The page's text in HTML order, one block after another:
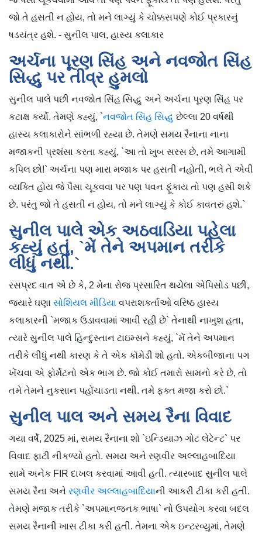
જો તે હસતી ન હોય, તો મને લાગ્યું કે ચોક્કસપણે કોઈ પ્રકારનું
ષડયંત્ર હશે. - સુનીલ પાલ, હાસ્ય કલાકાર
અર્ચના પૂરણ સિંહ અને નવજોત સિંહ
સિદ્ધુ પર તીવ્ર હુમલો
સુનીલ પાલે પછી નવજોત સિંહ સિદ્ધુ અને અર્ચના પૂરણ સિંહ પર
કટાક્ષ કર્યો. તેમણે કહ્યું, `નવજોત સિંહ સિદ્ધુ છેલ્લા 20 વર્ષથી
હાસ્ય કલાકારોને સાંભળી રહ્યા છે. તેમણે સમય રૈનાના નાના
મજાકની પ્રશંસા કરતા કહ્યું, `આ તો ખુબ સરસ છે, તમે આગામી
કપિલ છો!` અર્ચના પણ મારા મજાક પર હસતી નહોતી, ભલે તે એવી
વ્યક્તિ હોય જે પૈસા ચૂકવવા પર પણ પવન ફૂંકાય તો પણ હસી શકે
છે. પરંતુ જો તે હસતી ન હોય, તો મને લાગ્યું કે કોઈ કાવતરું હશે.`
સુનીલ પાલે એક અઠવાડિયા પહેલા
કહ્યું હતું, `મેં તેને અપમાન તરીકે
લીધું નથી.`
રસપ્રદ વાત એ છે કે, 2 મેના રોજ પ્રસારિત થયેલા એપિસોડ પછી,
જ્યારે ઘણા સોશિયલ મીડિયા વપરાશકર્તાઓ વરિષ્ઠ હાસ્ય
કલાકારની `મજાક ઉડાવવામાં આવી રહી છે` તેનાથી નાખુશ હતા,
ત્યારે સુનીલ પાલે હિન્દુસ્તાન ટાઇમ્સને કહ્યું, `મેં તેને અપમાન
તરીકે લીધું નથી કારણ કે તે એક કૉમેડી શો હતો. એકબીજાના પગ
ખેંચવા એ ફોર્મેટનો એક ભાગ છે. જો કોઈ તમારો સામનો કરે છે, તો
તમે તેમને નુકસાન પહોંચાડતા નથી. તમે ફક્ત મજા કરો છો.`
સુનીલ પાલ અને સમય રૈના વિવાદ
ગયા વર્ષે, 2025 માં, સમય રૈનાના શો `ઇન્ડિયાઝ ગોટ લેટેન્ટ` પર
વિવાદ ફાટી નીકળ્યો હતો. સમય અને રણવીર અલ્લાહબાદિયા
સામે અનેક FIR દાખલ કરવામાં આવી હતી. ત્યારબાદ સુનીલ પાલે
સમય રૈના અને રણવીર અલ્લાહબાદિયાની આકરી ટીકા કરી હતી.
તેમણે મજાક તરીકે `અપમાનજનક ભાષા` નો ઉપયોગ કરવા બદલ
સમય રૈનાની ખાસ ટીકા કરી હતી. તેમના એક ઇન્ટરવ્યુમાં, તેમણે